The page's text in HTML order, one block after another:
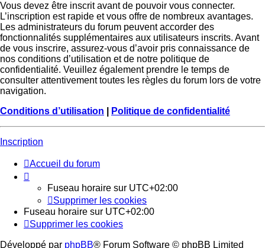
Vous devez être inscrit avant de pouvoir vous connecter.
L’inscription est rapide et vous offre de nombreux avantages.
Les administrateurs du forum peuvent accorder des
fonctionnalités supplémentaires aux utilisateurs inscrits. Avant
de vous inscrire, assurez-vous d’avoir pris connaissance de
nos conditions d’utilisation et de notre politique de
confidentialité. Veuillez également prendre le temps de
consulter attentivement toutes les règles du forum lors de votre
navigation.
Conditions d’utilisation
Politique de confidentialité
Inscription
Accueil du forum
Fuseau horaire sur UTC+02:00
Supprimer les cookies
Fuseau horaire sur UTC+02:00
Supprimer les cookies
Développé par phpBB® Forum Software © phpBB Limited